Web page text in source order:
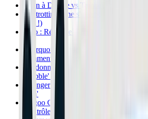
Frein à Disque vs Tambour : Le Match
Ma trottinette ne s'allume plus : Guide
rien !)
Tuto : Régler le frein d'une Xiaomi
?)
Pourquoi le garde-boue de la Xiaomi
comment le sauver)
Guidonnage sur Kaabo Mantis :
Wobble' ?
Changer un pneu sur Vsett 10+ : Le
Rim'
Kugoo G-Booster : Plus de moteur
Contrôleur